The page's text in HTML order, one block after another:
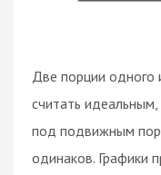
Две порции одного
считать
под подвижным
одинаков. Графики